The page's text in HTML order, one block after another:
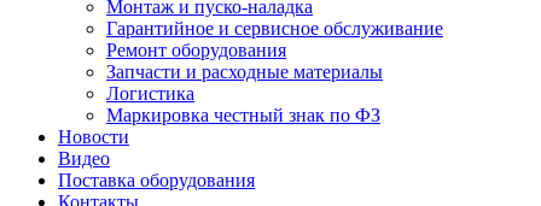
Монтаж и пуско-наладка
Гарантийное и сервисное обслуживание
Ремонт оборудования
Запчасти и расходные материалы
Логистика
Маркировка честный знак по ФЗ
Новости
Видео
Поставка оборудования
Контакты